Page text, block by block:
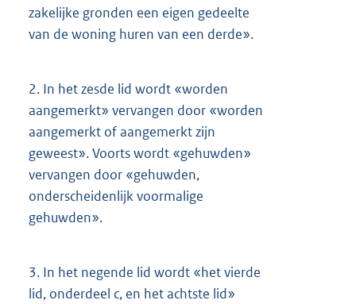
zakelijke gronden een eigen gedeelte
van de woning huren van een derde».
2. In het zesde lid wordt «worden
aangemerkt» vervangen door «worden
aangemerkt of aangemerkt zijn
geweest». Voorts wordt «gehuwden»
vervangen door «gehuwden,
onderscheidenlijk voormalige
gehuwden».
3. In het negende lid wordt «het vierde
lid, onderdeel c, en het achtste lid»